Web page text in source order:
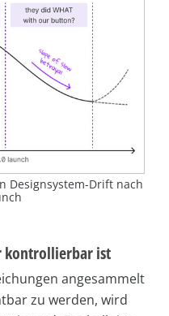
Designsystem-Drift nach
kontrollierbar ist
angesammelt
zu werden, wird